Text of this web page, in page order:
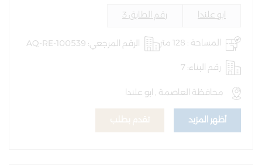
ابو علندا رقم الطابق 3
المساحة : 128 متر
الرقم المرجعي: AQ-RE-100539
رقم البناء: 7
محافظة العاصمة , ابو علندا
أظهر المزيد